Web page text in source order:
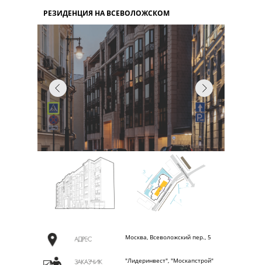
Москва, Всеволожский пер., 5
"Лидеринвест", "Москапстрой"
РЕЗИДЕНЦИЯ НА ВСЕВОЛОЖСКОМ